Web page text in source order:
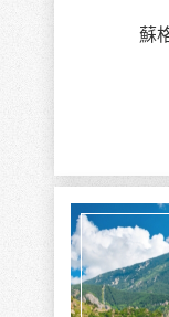
蘇